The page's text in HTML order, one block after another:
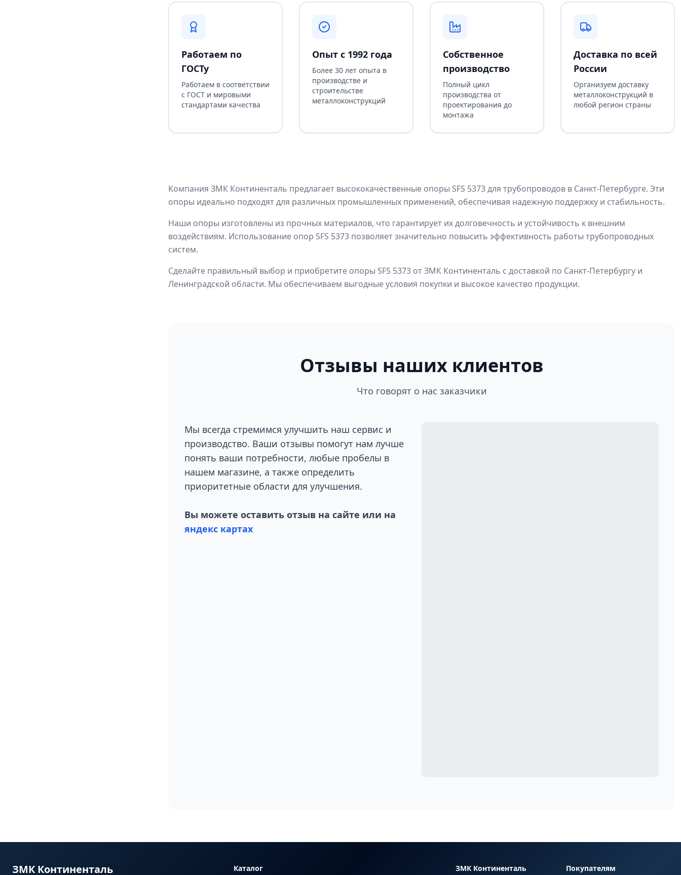
Работаем по
ГОСТу
Работаем в соответствии
с ГОСТ и мировыми
стандартами качества
Опыт с 1992 года
Более 30 лет опыта в
производстве и
строительстве
металлоконструкций
Собственное
производство
Полный цикл
производства от
проектирования до
монтажа
Доставка по всей
России
Организуем доставку
металлоконструкций в
любой регион страны
Компания ЗМК Континенталь предлагает высококачественные опоры SFS 5373 для трубопроводов в Санкт-Петербурге. Эти
опоры идеально подходят для различных промышленных применений, обеспечивая надежную поддержку и стабильность.
Наши опоры изготовлены из прочных материалов, что гарантирует их долговечность и устойчивость к внешним
воздействиям. Использование опор SFS 5373 позволяет значительно повысить эффективность работы трубопроводных
систем.
Сделайте правильный выбор и приобретите опоры SFS 5373 от ЗМК Континенталь с доставкой по Санкт-Петербургу и
Ленинградской области. Мы обеспечиваем выгодные условия покупки и высокое качество продукции.
Отзывы наших клиентов
Что говорят о нас заказчики
Мы всегда стремимся улучшить наш сервис и
производство. Ваши отзывы помогут нам лучше
понять ваши потребности, любые пробелы в
нашем магазине, а также определить
приоритетные области для улучшения.
Вы можете оставить отзыв на сайте или на
яндекс картах
ЗМК Континенталь Каталог ЗМК Континенталь Покупателям